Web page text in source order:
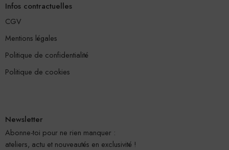
Infos contractuelles
CGV
Mentions légales
Politique de confidentialité
Politique de cookies
Newsletter
Abonne-toi pour ne rien manquer :
ateliers, actu et nouveautés en exclusivité !